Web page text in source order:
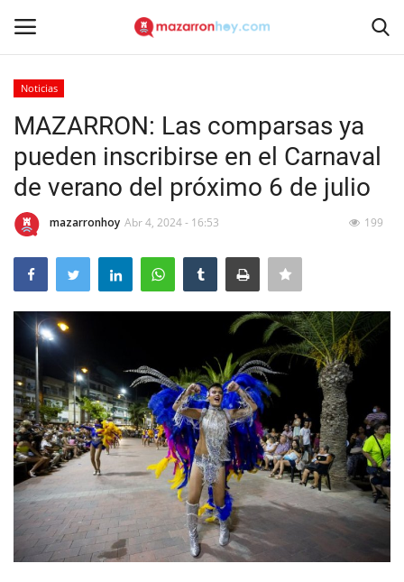
Inicio
Noticias
Entrevistas
Reportajes
Empresas
Mapa de Mazarrón
Vídeos
Noticias
MAZARRON: Las comparsas ya
pueden inscribirse en el Carnaval
de verano del próximo 6 de julio
mazarronhoy Abr 4, 2024 - 16:53 199